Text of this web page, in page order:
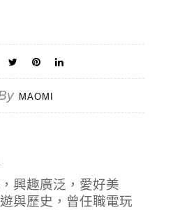
MAOMI
興趣廣泛，愛好美
與歷史，曾任職電玩